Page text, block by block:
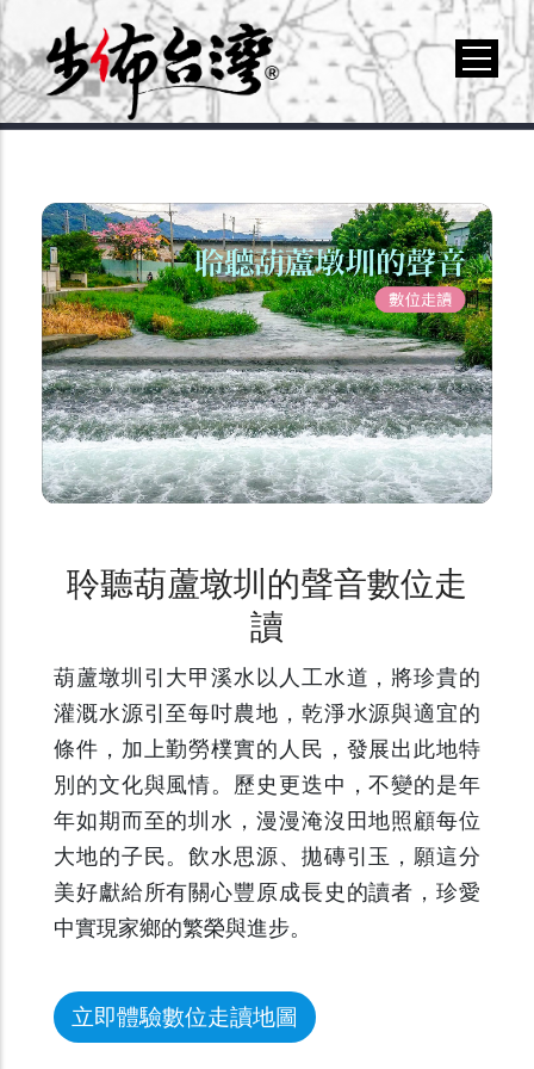
聆聽葫蘆墩圳的聲音數位走
讀
葫蘆墩圳引大甲溪水以人工水道，將珍貴的
灌溉水源引至每吋農地，乾淨水源與適宜的
條件，加上勤勞樸實的人民，發展出此地特
別的文化與風情。歷史更迭中，不變的是年
年如期而至的圳水，漫漫淹沒田地照顧每位
大地的子民。飲水思源、拋磚引玉，願這分
美好獻給所有關心豐原成長史的讀者，珍愛
中實現家鄉的繁榮與進步。
立即體驗數位走讀地圖